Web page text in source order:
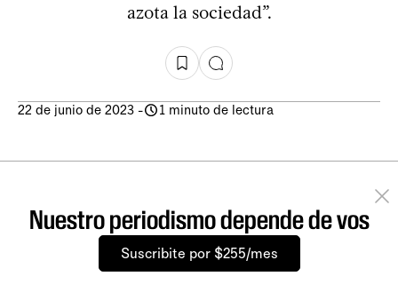
azota la sociedad”.
22 de junio de 2023 - 1 minuto de lectura
Nuestro periodismo depende de vos
Suscribite por $255/mes